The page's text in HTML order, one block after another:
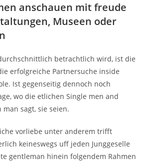
anschauen mit freude
Museen oder
betrachtlich wird, ist die
erfolgreiche Partnersuche inside
Ist gegenseitig dennoch noch
wo die etlichen Single men and
sagt, sie seien.
vorliebe unter anderem trifft
keineswegs uff jeden Junggeselle
gentleman hinein folgendem Rahmen